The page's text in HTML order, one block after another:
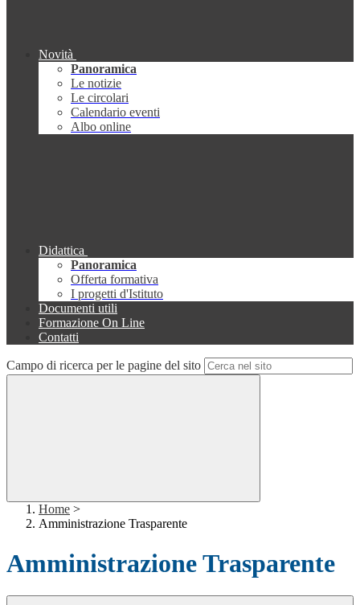
Novità
Panoramica
Le notizie
Le circolari
Calendario eventi
Albo online
Didattica
Panoramica
Offerta formativa
I progetti d'Istituto
Documenti utili
Formazione On Line
Contatti
Campo di ricerca per le pagine del sito
Home >
Amministrazione Trasparente
Amministrazione Trasparente